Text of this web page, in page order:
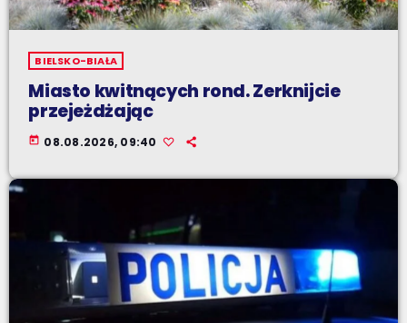
BIELSKO-BIAŁA
Miasto kwitnących rond. Zerknijcie
przejeżdżając
today 08.08.2026, 09:40